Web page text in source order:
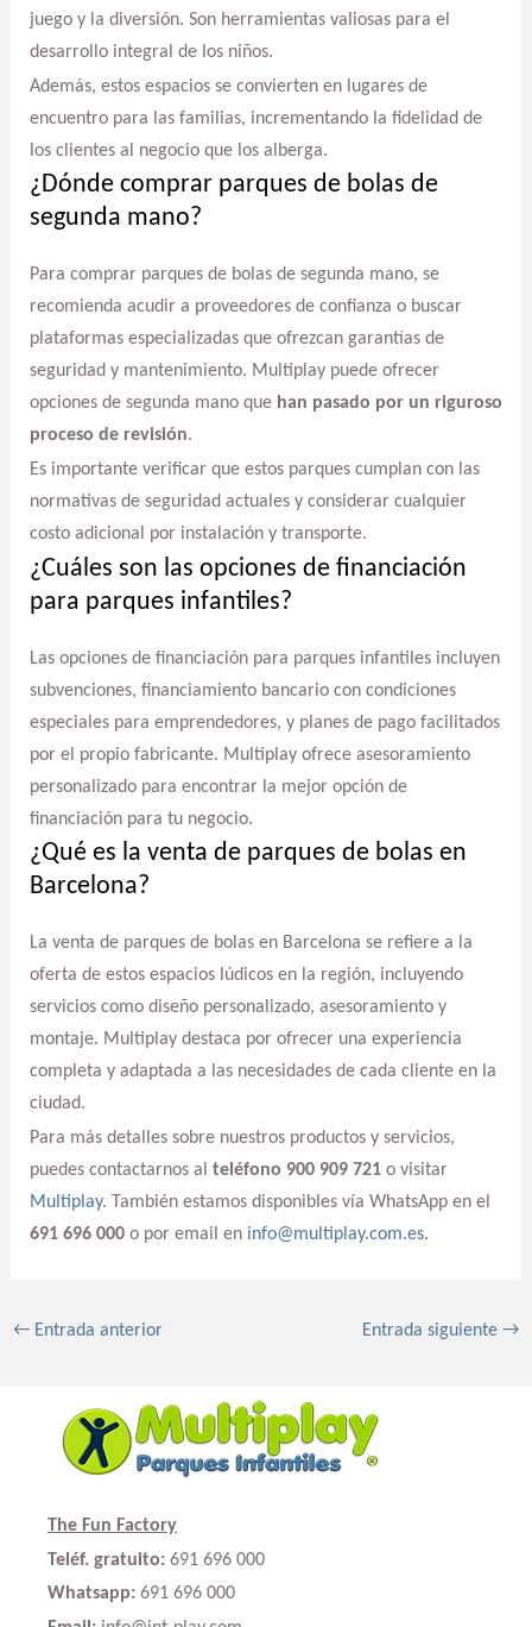
juego y la diversión. Son herramientas valiosas para el
desarrollo integral de los niños.
Además, estos espacios se convierten en lugares de
encuentro para las familias, incrementando la fidelidad de
los clientes al negocio que los alberga.
¿Dónde comprar parques de bolas de
segunda mano?
Para comprar parques de bolas de segunda mano, se
recomienda acudir a proveedores de confianza o buscar
plataformas especializadas que ofrezcan garantías de
seguridad y mantenimiento. Multiplay puede ofrecer
opciones de segunda mano que han pasado por un riguroso
proceso de revisión.
Es importante verificar que estos parques cumplan con las
normativas de seguridad actuales y considerar cualquier
costo adicional por instalación y transporte.
¿Cuáles son las opciones de financiación
para parques infantiles?
Las opciones de financiación para parques infantiles incluyen
subvenciones, financiamiento bancario con condiciones
especiales para emprendedores, y planes de pago facilitados
por el propio fabricante. Multiplay ofrece asesoramiento
personalizado para encontrar la mejor opción de
financiación para tu negocio.
¿Qué es la venta de parques de bolas en
Barcelona?
La venta de parques de bolas en Barcelona se refiere a la
oferta de estos espacios lúdicos en la región, incluyendo
servicios como diseño personalizado, asesoramiento y
montaje. Multiplay destaca por ofrecer una experiencia
completa y adaptada a las necesidades de cada cliente en la
ciudad.
Para más detalles sobre nuestros productos y servicios,
puedes contactarnos al teléfono 900 909 721o visitar
Multiplay. También estamos disponibles vía WhatsApp en el
691 696 000o por email en info@multiplay.com.es.
←Entrada anterior Entrada siguiente→
The Fun Factory
Teléf. gratuito: 691 696 000
Whatsapp: 691 696 000